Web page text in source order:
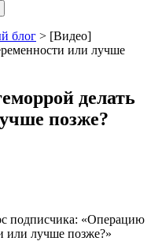
блог > [Видео]
или лучше
делать
позже?
подписчика: «Операцию
или лучше позже?»